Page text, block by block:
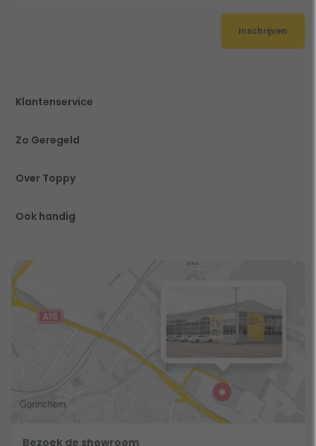
Inschrijven
Klantenservice
Zo Geregeld
Over Toppy
Ook handig
Bezoek de showroom